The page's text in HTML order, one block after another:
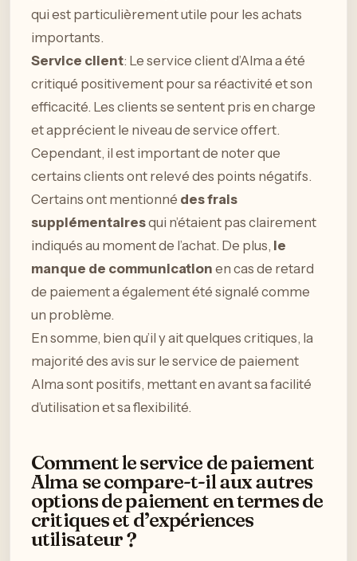
qui est particulièrement utile pour les achats
importants.
Service client: Le service client d’Alma a été
critiqué positivement pour sa réactivité et son
efficacité. Les clients se sentent pris en charge
et apprécient le niveau de service offert.
Cependant, il est important de noter que
certains clients ont relevé des points négatifs.
Certains ont mentionné des frais
supplémentairesqui n’étaient pas clairement
indiqués au moment de l’achat. De plus, le
manque de communication en cas de retard
de paiement a également été signalé comme
un problème.
En somme, bien qu’il y ait quelques critiques, la
majorité des avis sur le service de paiement
Alma sont positifs, mettant en avant sa facilité
d’utilisation et sa flexibilité.
Comment le service de paiement
Alma se compare-t-il aux autres
options de paiement en termes de
critiques et d’expériences
utilisateur ?